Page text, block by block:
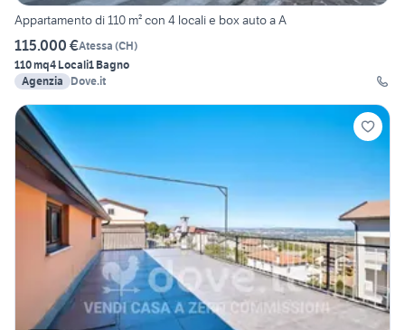
Appartamento di 110 m² con 4 locali e box auto a A
115.000 €Atessa (CH)
110 mq4 Locali1 Bagno
Agenzia
Dove.it